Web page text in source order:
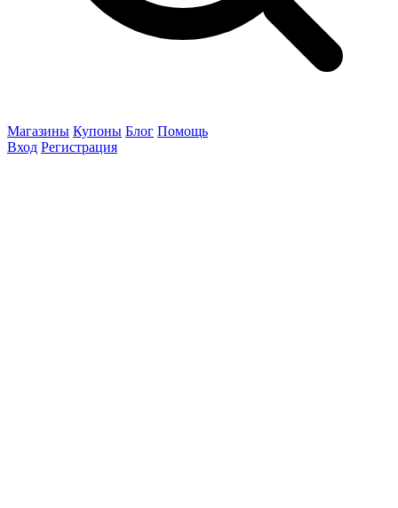
Магазины Купоны Блог Помощь
Вход Регистрация